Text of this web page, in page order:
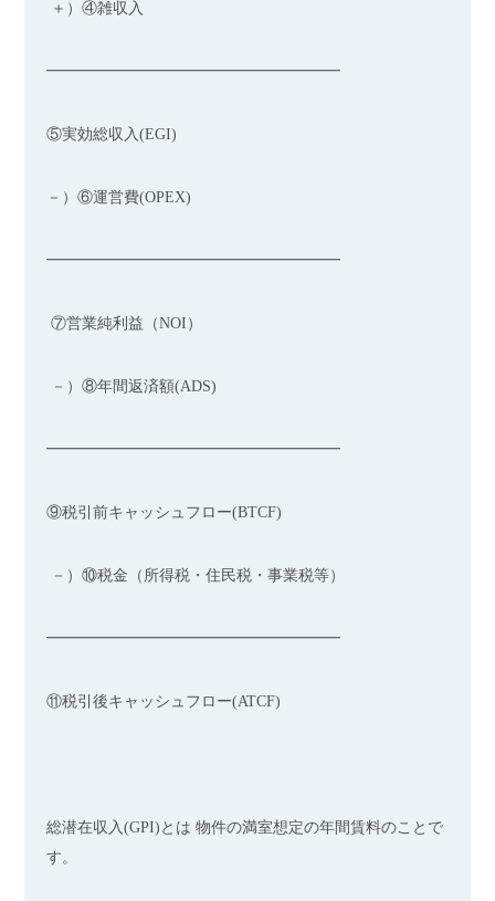
＋）④雑収入
━━━━━━━━━━━━━━━━━━━
⑤実効総収入(EGI)
－）⑥運営費(OPEX)
━━━━━━━━━━━━━━━━━━━
⑦営業純利益（NOI）
－）⑧年間返済額(ADS)
━━━━━━━━━━━━━━━━━━━
⑨税引前キャッシュフロー(BTCF)
－）⑩税金（所得税・住民税・事業税等）
━━━━━━━━━━━━━━━━━━━
⑪税引後キャッシュフロー(ATCF)
総潜在収入(GPI)とは 物件の満室想定の年間賃料のことで
す。